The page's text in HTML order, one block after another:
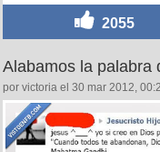
2055
Alabamos la palabra
por victoria el 30 mar 2012,